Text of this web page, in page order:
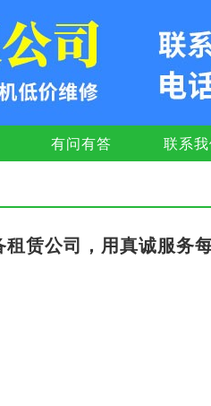
有问有答 联系
租赁公司，用真诚服务